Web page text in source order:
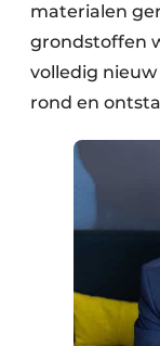
materialen
grondstoffen
volledig
rond en